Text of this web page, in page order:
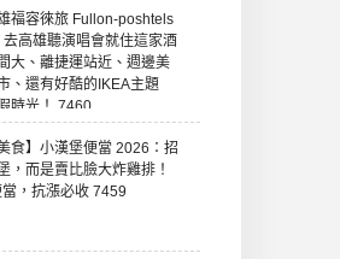
福容徠旅 Fullon-poshtels
高雄聽演唱會就住這家酒
大、離捷運站近、週邊美
、還有好酷的IKEA主題
時光！ 7460
食】小漢堡便當 2026：招
，而是賣比臉大炸雞排！
，抗漲必收 7459